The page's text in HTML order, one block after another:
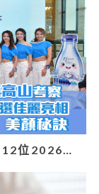
12位2026…